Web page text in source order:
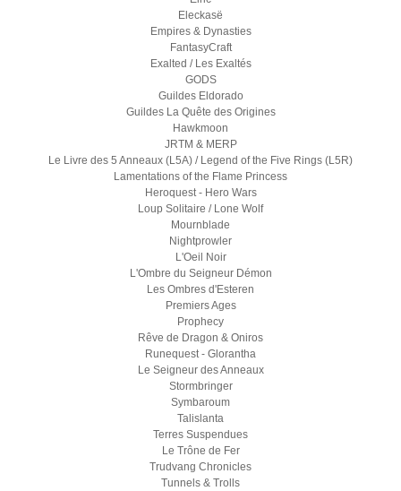
Eleckasë
Empires & Dynasties
FantasyCraft
Exalted / Les Exaltés
GODS
Guildes Eldorado
Guildes La Quête des Origines
Hawkmoon
JRTM & MERP
Le Livre des 5 Anneaux (L5A) / Legend of the Five Rings (L5R)
Lamentations of the Flame Princess
Heroquest - Hero Wars
Loup Solitaire / Lone Wolf
Mournblade
Nightprowler
L'Oeil Noir
L'Ombre du Seigneur Démon
Les Ombres d'Esteren
Premiers Ages
Prophecy
Rêve de Dragon & Oniros
Runequest - Glorantha
Le Seigneur des Anneaux
Stormbringer
Symbaroum
Talislanta
Terres Suspendues
Le Trône de Fer
Trudvang Chronicles
Tunnels & Trolls